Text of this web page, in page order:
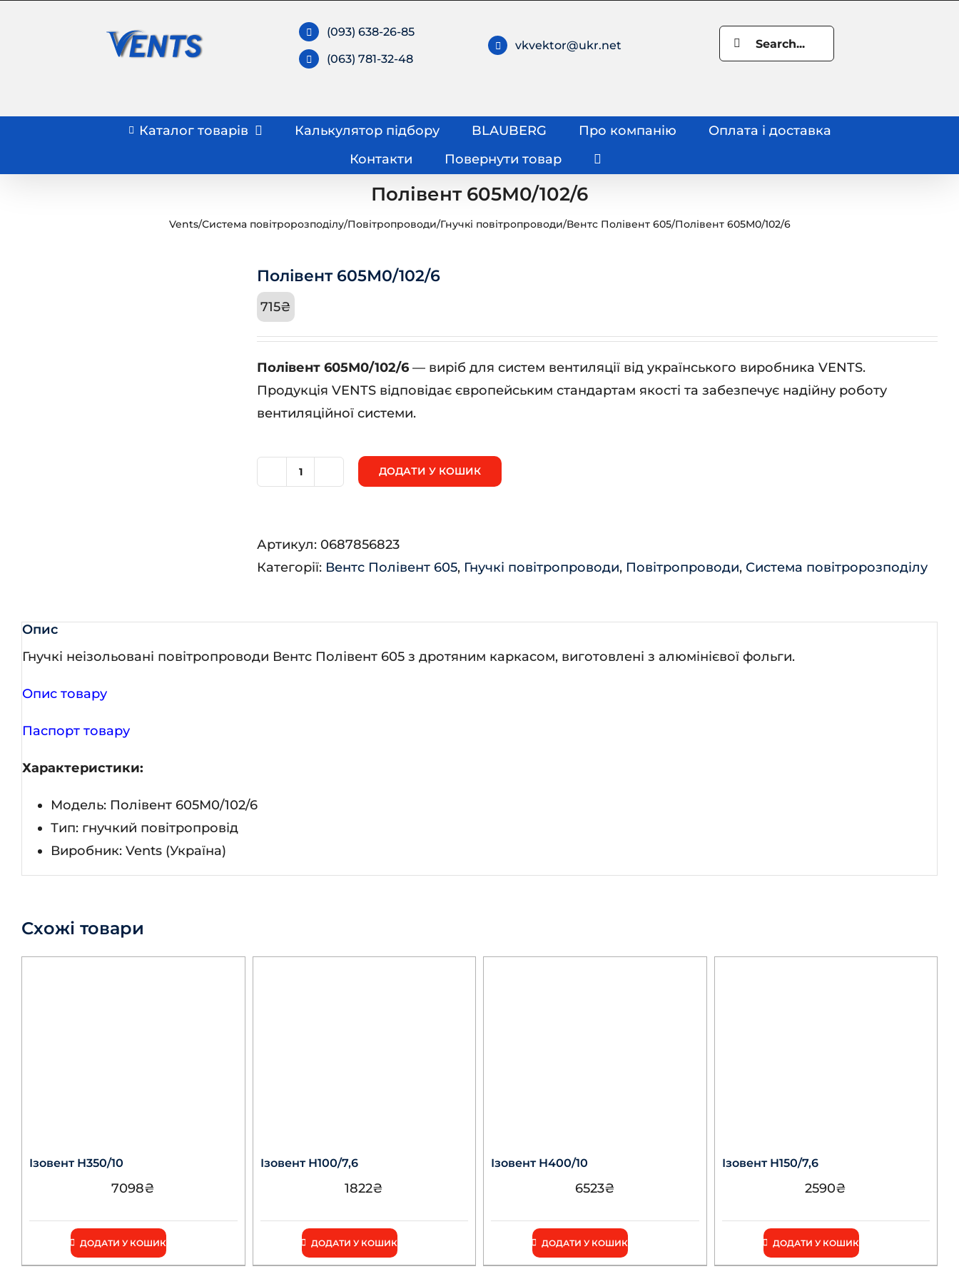
(093) 638-26-85
(063) 781-32-48
vkvektor@ukr.net
Search
for:
Каталог товарів Калькулятор підбору BLAUBERG Про компанію
Оплата і доставка
Контакти
Повернути товар
Полівент 605М0/102/6
Vents/Система повітророзподілу/Повітропроводи/Гнучкі повітропроводи/Вентс Полівент 605/Полівент 605М0/102/6
Полівент 605М0/102/6
715₴
Полівент 605М0/102/6 — виріб для систем вентиляції від українського виробника VENTS.
Продукція VENTS відповідає європейським стандартам якості та забезпечує надійну роботу
вентиляційної системи.
Полівент
ДОДАТИ У КОШИК
Артикул: 0687856823
Категорії: Вентс Полівент 605, Гнучкі повітропроводи, Повітропроводи, Система повітророзподілу
Опис
Гнучкі неізольовані повітропроводи Вентс Полівент 605 з дротяним каркасом, виготовлені з алюмінієвої фольги.
Опис товару
Паспорт товару
Характеристики:
Модель: Полівент 605М0/102/6
Тип: гнучкий повітропровід
Виробник: Vents (Україна)
Схожі товари
Ізовент Н350/10
7098₴
ДОДАТИ У КОШИК
Ізовент Н100/7,6
1822₴
ДОДАТИ У КОШИК
Ізовент Н400/10
6523₴
ДОДАТИ У КОШИК
Ізовент Н150/7,6
2590₴
ДОДАТИ У КОШИК